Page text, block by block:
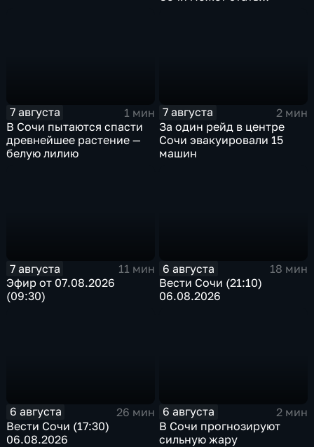
7 августа
1 мин
В Сочи пытаются спасти
древнейшее растение —
белую лилию
7 августа
2 мин
За один рейд в центре
Сочи эвакуировали 15
машин
7 августа
11 мин
Эфир от 07.08.2026
(09:30)
6 августа
18 мин
Вести Сочи (21:10)
06.08.2026
6 августа
26 мин
Вести Сочи (17:30)
06.08.2026
6 августа
2 мин
В Сочи прогнозируют
сильную жару